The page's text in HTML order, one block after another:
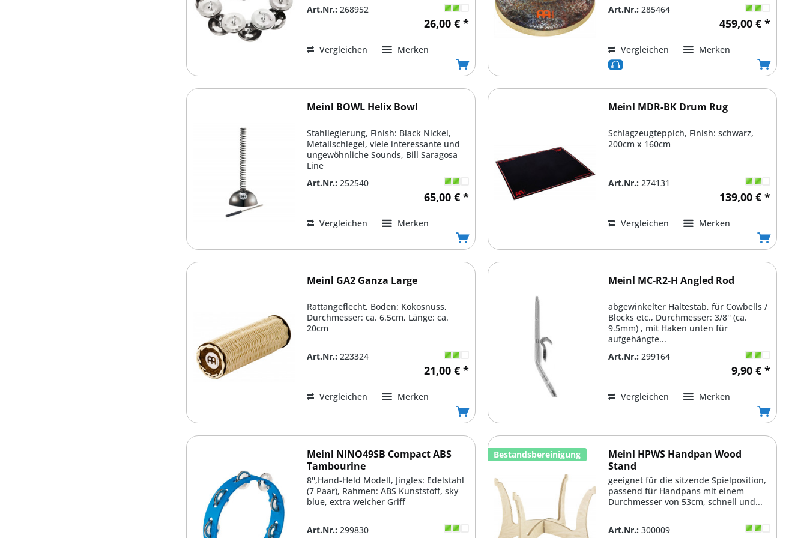
Art.Nr.: 268952
26,00 € *
Vergleichen Merken
Art.Nr.: 285464
459,00 € *
Vergleichen Merken
Meinl BOWL Helix Bowl
Stahllegierung, Finish: Black Nickel,
Metallschlegel, viele interessante und
ungewöhnliche Sounds, Bill Saragosa
Line
Art.Nr.: 252540
65,00 € *
Vergleichen Merken
Meinl MDR-BK Drum Rug
Schlagzeugteppich, Finish: schwarz,
200cm x 160cm
Art.Nr.: 274131
139,00 € *
Vergleichen Merken
Meinl GA2 Ganza Large
Rattangeflecht, Boden: Kokosnuss,
Durchmesser: ca. 6.5cm, Länge: ca.
20cm
Art.Nr.: 223324
21,00 € *
Vergleichen Merken
Meinl MC-R2-H Angled Rod
abgewinkelter Haltestab, für Cowbells /
Blocks etc., Durchmesser: 3/8'' (ca.
9.5mm) , mit Haken unten für
aufgehängte...
Art.Nr.: 299164
9,90 € *
Vergleichen Merken
Meinl NINO49SB Compact ABS
Tambourine
8'',Hand-Held Modell, Jingles: Edelstahl
(7 Paar), Rahmen: ABS Kunststoff, sky
blue, extra weicher Griff
Art.Nr.: 299830
Bestandsbereinigung
Meinl HPWS Handpan Wood
Stand
geeignet für die sitzende Spielposition,
passend für Handpans mit einem
Durchmesser von 53cm, schnell und...
Art.Nr.: 300009